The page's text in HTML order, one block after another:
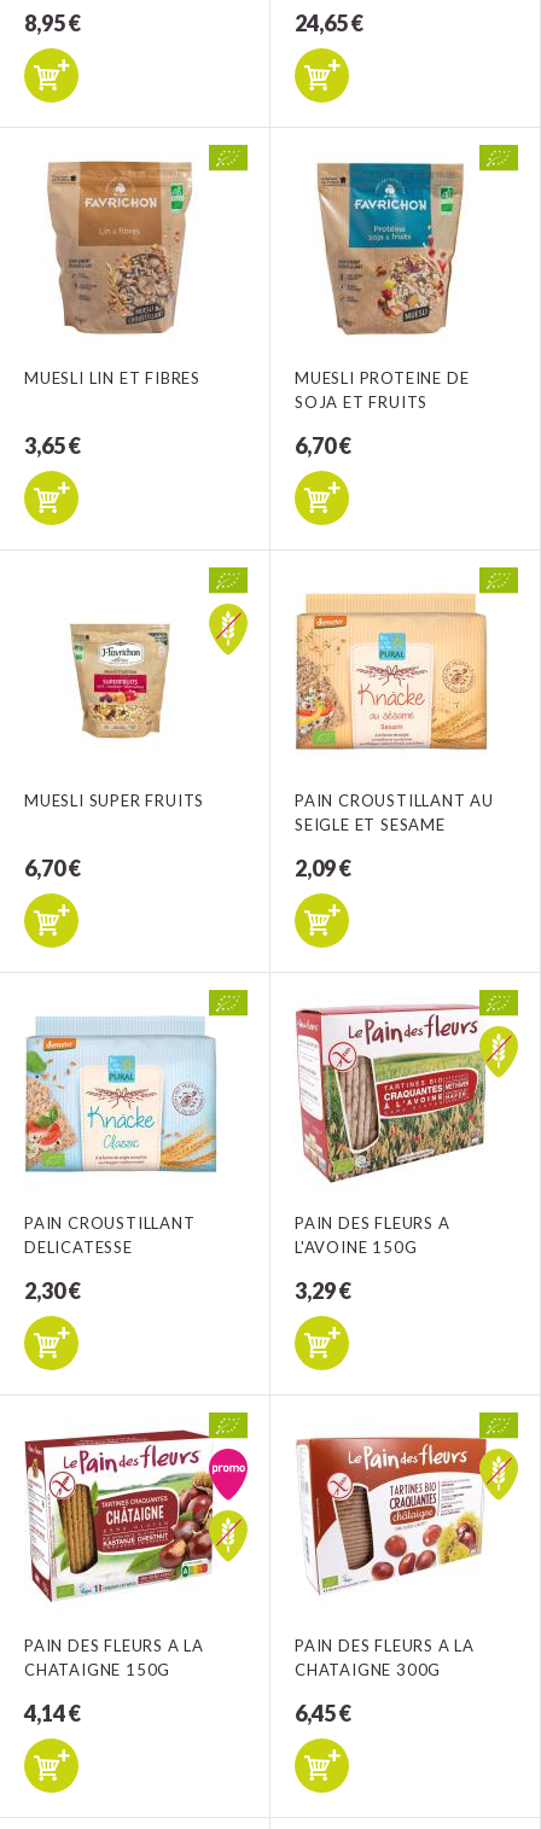
8,95 € 24,65 €
MUESLI LIN ET FIBRES
3,65 €
MUESLI PROTEINE DE
SOJA ET FRUITS
6,70 €
MUESLI SUPER FRUITS
6,70 €
PAIN CROUSTILLANT AU
SEIGLE ET SESAME
2,09 €
PAIN CROUSTILLANT
DELICATESSE
2,30 €
PAIN DES FLEURS A
L'AVOINE 150G
3,29 €
PAIN DES FLEURS A LA
CHATAIGNE 150G
4,14 €
PAIN DES FLEURS A LA
CHATAIGNE 300G
6,45 €